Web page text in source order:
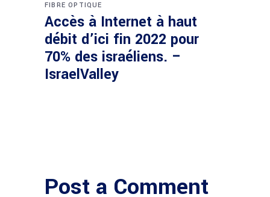
FIBRE OPTIQUE
Accès à Internet à haut
débit d’ici fin 2022 pour
70% des israéliens. –
IsraelValley
Post a Comment